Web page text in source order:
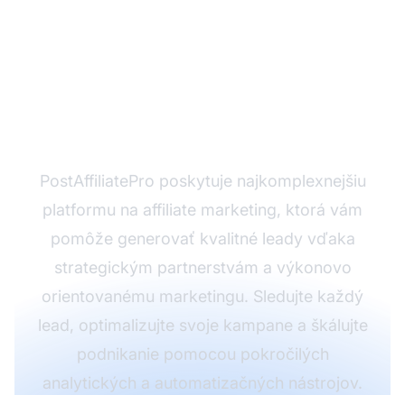
PostAffiliatePro poskytuje najkomplexnejšiu
platformu na affiliate marketing, ktorá vám
pomôže generovať kvalitné leady vďaka
strategickým partnerstvám a výkonovo
orientovanému marketingu. Sledujte každý
lead, optimalizujte svoje kampane a škálujte
podnikanie pomocou pokročilých
analytických a automatizačných nástrojov.